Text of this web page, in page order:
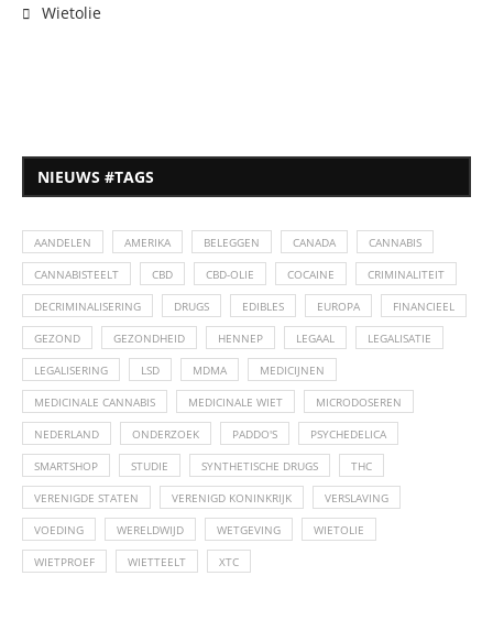
Wietolie
NIEUWS #TAGS
AANDELEN AMERIKA BELEGGEN CANADA CANNABIS
CANNABISTEELT CBD CBD-OLIE COCAINE CRIMINALITEIT
DECRIMINALISERING DRUGS EDIBLES EUROPA FINANCIEEL
GEZOND GEZONDHEID HENNEP LEGAAL LEGALISATIE
LEGALISERING LSD MDMA MEDICIJNEN
MEDICINALE CANNABIS MEDICINALE WIET MICRODOSEREN
NEDERLAND ONDERZOEK PADDO'S PSYCHEDELICA
SMARTSHOP STUDIE SYNTHETISCHE DRUGS THC
VERENIGDE STATEN VERENIGD KONINKRIJK VERSLAVING
VOEDING WERELDWIJD WETGEVING WIETOLIE
WIETPROEF WIETTEELT XTC